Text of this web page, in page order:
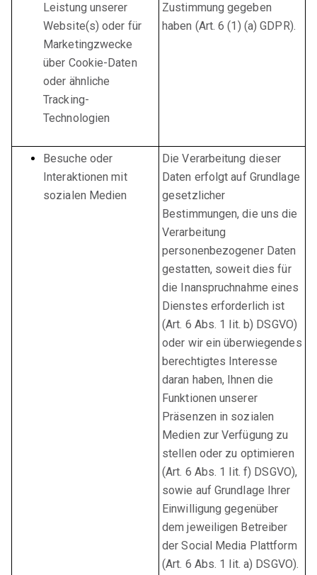
Leistung unserer
Website(s) oder für
Marketingzwecke
über Cookie-Daten
oder ähnliche
Tracking-
Technologien
Zustimmung gegeben
haben (Art. 6 (1) (a) GDPR).
Besuche oder
Interaktionen mit
sozialen Medien
Die Verarbeitung dieser
Daten erfolgt auf Grundlage
gesetzlicher
Bestimmungen, die uns die
Verarbeitung
personenbezogener Daten
gestatten, soweit dies für
die Inanspruchnahme eines
Dienstes erforderlich ist
(Art. 6 Abs. 1 lit. b) DSGVO)
oder wir ein überwiegendes
berechtigtes Interesse
daran haben, Ihnen die
Funktionen unserer
Präsenzen in sozialen
Medien zur Verfügung zu
stellen oder zu optimieren
(Art. 6 Abs. 1 lit. f) DSGVO),
sowie auf Grundlage Ihrer
Einwilligung gegenüber
dem jeweiligen Betreiber
der Social Media Plattform
(Art. 6 Abs. 1 lit. a) DSGVO).